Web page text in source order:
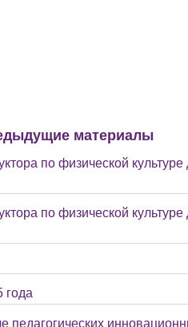
материалы
по физической культуре
по физической культуре
года
педагогических